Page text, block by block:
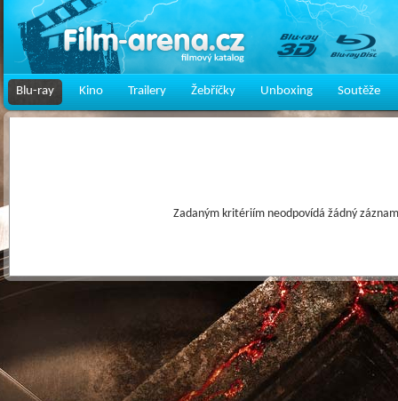
Blu-ray Kino Trailery Žebříčky Unboxing Soutěže
Zadaným kritériím neodpovídá žádný